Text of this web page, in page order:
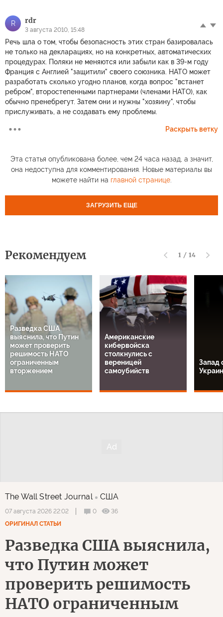
R rdr
3 августа 2010, 15:48
Речь шла о том, чтобы безопасность этих стран базировалась
не только на декларациях, но на конкретных, автоматических
процедурах. Поляки не меняются или забыли как в 39-м году
Франция с Англией "защитили" своего союзника. НАТО может
разработать сколько угодно планов, когда вопрос "встанет
ребром", второстепенными партнерами (членами НАТО), как
обычно пренебрегут. Затем они и нужны "хозяину", чтобы
прислуживать, а не создавать ему проблемы.
Раскрыть ветку
Эта статья опубликована более, чем 24 часа назад, а значит,
она недоступна для комментирования. Новые материалы вы
можете найти на главной странице.
ЗАГРУЗИТЬ ЕЩЕ
Рекомендуем 1 / 14
Разведка США
выяснила, что Путин
может проверить
решимость НАТО
ограниченным
вторжением
Американские
кибервойска
столкнулись с
вереницей
самоубийств
Запад
The Wall Street Journal США
07 августа 2026 22:02 0
36
ОРИГИНАЛ СТАТЬИ
Разведка США выяснила,
что Путин может
проверить решимость
НАТО ограниченным